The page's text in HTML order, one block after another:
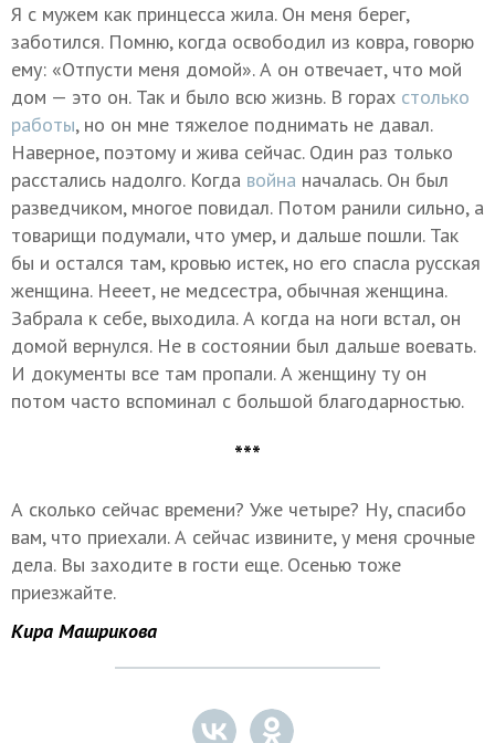
Я с мужем как принцесса жила. Он меня берег,
заботился. Помню, когда освободил из ковра, говорю
ему: «Отпусти меня домой». А он отвечает, что мой
дом — это он. Так и было всю жизнь. В горах столько
работы, но он мне тяжелое поднимать не давал.
Наверное, поэтому и жива сейчас. Один раз только
расстались надолго. Когда война началась. Он был
разведчиком, многое повидал. Потом ранили сильно, а
товарищи подумали, что умер, и дальше пошли. Так
бы и остался там, кровью истек, но его спасла русская
женщина. Нееет, не медсестра, обычная женщина.
Забрала к себе, выходила. А когда на ноги встал, он
домой вернулся. Не в состоянии был дальше воевать.
И документы все там пропали. А женщину ту он
потом часто вспоминал с большой благодарностью.
***
А сколько сейчас времени? Уже четыре? Ну, спасибо
вам, что приехали. А сейчас извините, у меня срочные
дела. Вы заходите в гости еще. Осенью тоже
приезжайте.
Кира Машрикова